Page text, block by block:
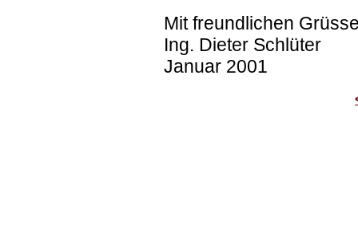
Mit freundlichen
Ing. Dieter Schlüter
Januar 2001